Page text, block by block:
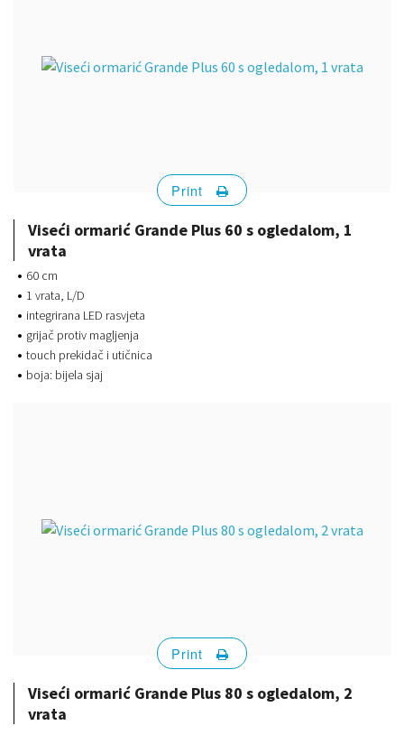
Viseći ormarić Grande Plus 60 s ogledalom, 1
vrata
60 cm
1 vrata, L/D
integrirana LED rasvjeta
grijač protiv magljenja
touch prekidač i utičnica
boja: bijela sjaj
Print
Viseći ormarić Grande Plus 80 s ogledalom, 2
vrata
Print